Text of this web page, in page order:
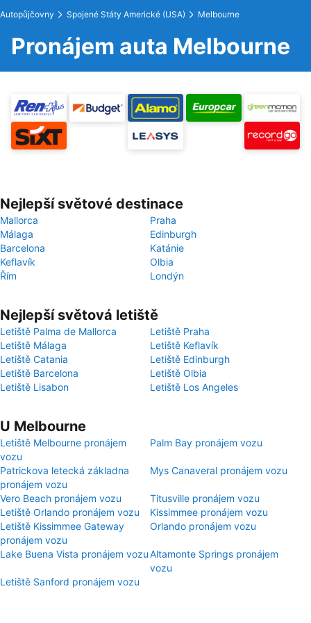
Autopůjčovny Spojené Státy Americké (USA) Melbourne
Pronájem auta Melbourne
Nejlepší světové destinace
Mallorca
Praha
Málaga
Edinburgh
Barcelona
Katánie
Keflavík
Olbia
Řím
Londýn
Nejlepší světová letiště
Letiště Palma de Mallorca
Letiště Praha
Letiště Málaga
Letiště Keflavík
Letiště Catania
Letiště Edinburgh
Letiště Barcelona
Letiště Olbia
Letiště Lisabon
Letiště Los Angeles
U Melbourne
Letiště Melbourne pronájem
vozu
Palm Bay pronájem vozu
Patrickova letecká základna
pronájem vozu
Mys Canaveral pronájem vozu
Vero Beach pronájem vozu
Titusville pronájem vozu
Letiště Orlando pronájem vozu
Kissimmee pronájem vozu
Letiště Kissimmee Gateway
pronájem vozu
Orlando pronájem vozu
Lake Buena Vista pronájem vozuAltamonte Springs pronájem
vozu
Letiště Sanford pronájem vozu